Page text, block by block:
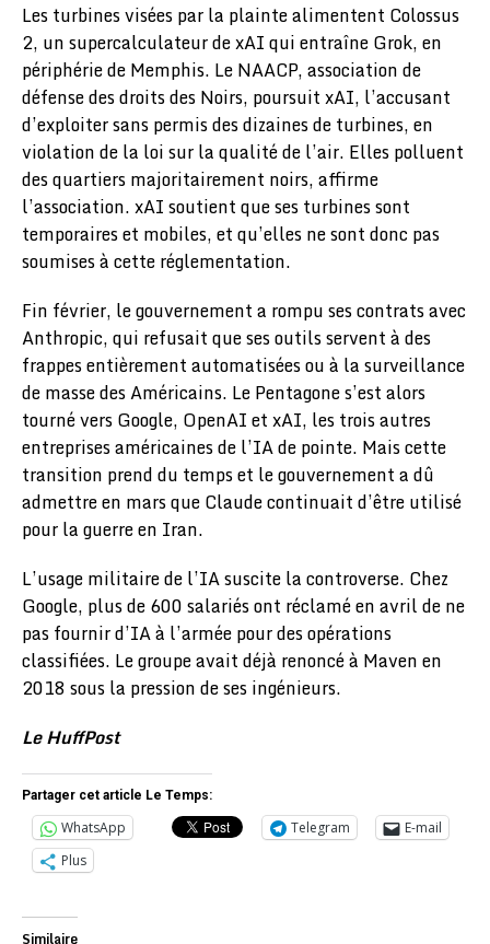
Les turbines visées par la plainte alimentent Colossus
2, un supercalculateur de xAI qui entraîne Grok, en
périphérie de Memphis. Le NAACP, association de
défense des droits des Noirs, poursuit xAI, l’accusant
d’exploiter sans permis des dizaines de turbines, en
violation de la loi sur la qualité de l’air. Elles polluent
des quartiers majoritairement noirs, affirme
l’association. xAI soutient que ses turbines sont
temporaires et mobiles, et qu’elles ne sont donc pas
soumises à cette réglementation.
Fin février, le gouvernement a rompu ses contrats avec
Anthropic, qui refusait que ses outils servent à des
frappes entièrement automatisées ou à la surveillance
de masse des Américains. Le Pentagone s’est alors
tourné vers Google, OpenAI et xAI, les trois autres
entreprises américaines de l’IA de pointe. Mais cette
transition prend du temps et le gouvernement a dû
admettre en mars que Claude continuait d’être utilisé
pour la guerre en Iran.
L’usage militaire de l’IA suscite la controverse. Chez
Google, plus de 600 salariés ont réclamé en avril de ne
pas fournir d’IA à l’armée pour des opérations
classifiées. Le groupe avait déjà renoncé à Maven en
2018 sous la pression de ses ingénieurs.
Le HuffPost
Partager cet article Le Temps:
WhatsApp Telegram
E-mail
Plus
Similaire